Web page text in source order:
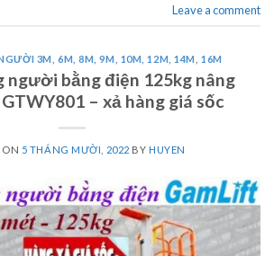
Leave a comment
3M, 6M, 8M, 9M, 10M, 12M, 14M, 16M
người bằng điện 125kg nâng
– xả hàng giá sốc
ON 5 THÁNG MƯỜI, 2022 BYHUYEN